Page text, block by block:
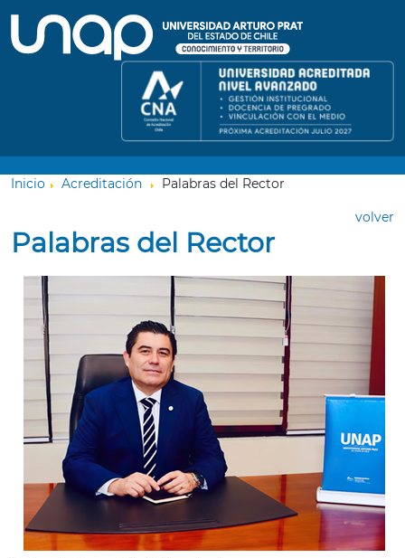
Inicio Acreditación Palabras del Rector
volver
Palabras del Rector